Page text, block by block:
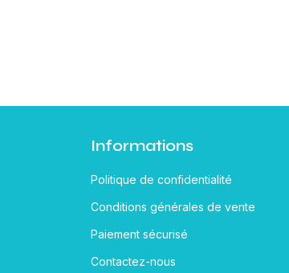
Informations
Politique de confidentialité
Conditions générales de vente
Paiement sécurisé
Contactez-nous